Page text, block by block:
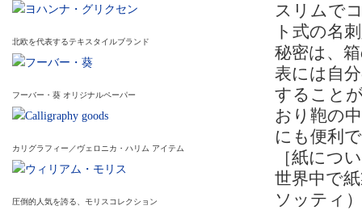
北欧を代表するテキスタイルブランド
フーバー・葵 オリジナルペーパー
カリグラフィー／ヴェロニカ・ハリム アイテム
圧倒的人気を誇る、モリスコレクション
スリムで
ト式の名
秘密は、
表には自
すること
おり鞄の
にも便利
［紙につ
世界中で
ソッティ